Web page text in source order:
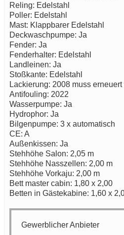
Reling: Edelstahl
Poller: Edelstahl
Mast: Klappbarer Edelstahl
Deckwaschpumpe: Ja
Fender: Ja
Fenderhalter: Edelstahl
Landleinen: Ja
Stoßkante: Edelstahl
Lackierung: 2008 muss erneuert
Antifouling: 2022
Wasserpumpe: Ja
Hydrophor: Ja
Bilgenpumpe: 3 x automatisch
CE: A
Außenkissen: Ja
Stehhöhe Salon: 2,05 m
Stehhöhe Nasszellen: 2,00 m
Stehhöhe Vorkaju: 2,00 m
Bett master cabin: 1,80 x 2,00
Betten in Gästekabine: 1,60 x
Gewerblicher Anbieter